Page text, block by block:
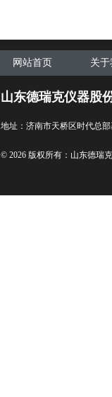
网站首页 关
山东德瑞克仪器股
地址：济南市天桥区时代总
© 2026 版权所有：山东德瑞